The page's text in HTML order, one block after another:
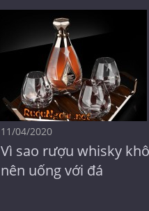
11/04/2020
Vì sao rượu whisky
nên uống với đá